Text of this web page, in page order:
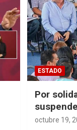
ESTADO
Por
octubre 19,